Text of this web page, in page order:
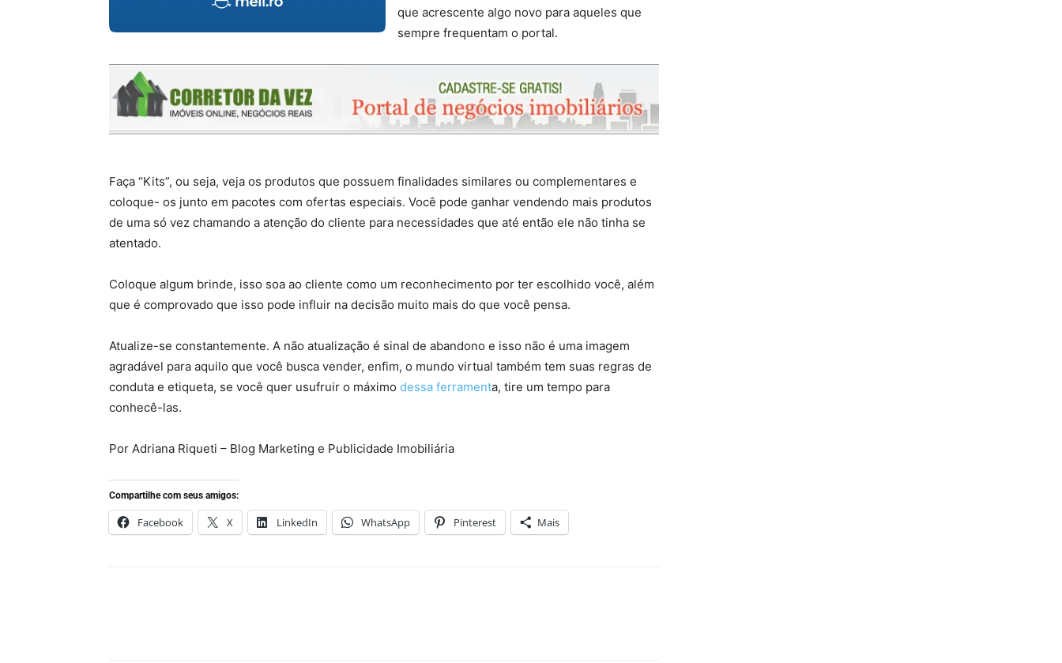
que acrescente algo novo para aqueles que
sempre frequentam o portal.
Faça “Kits”, ou seja, veja os produtos que possuem finalidades similares ou complementares e
coloque- os junto em pacotes com ofertas especiais. Você pode ganhar vendendo mais produtos
de uma só vez chamando a atenção do cliente para necessidades que até então ele não tinha se
atentado.
Coloque algum brinde, isso soa ao cliente como um reconhecimento por ter escolhido você, além
que é comprovado que isso pode influir na decisão muito mais do que você pensa.
Atualize-se constantemente. A não atualização é sinal de abandono e isso não é uma imagem
agradável para aquilo que você busca vender, enfim, o mundo virtual também tem suas regras de
conduta e etiqueta, se você quer usufruir o máximo dessa ferramenta, tire um tempo para
conhecê-las.
Por Adriana Riqueti – Blog Marketing e Publicidade Imobiliária
Compartilhe com seus amigos:
Facebook X LinkedIn WhatsApp Pinterest Mais